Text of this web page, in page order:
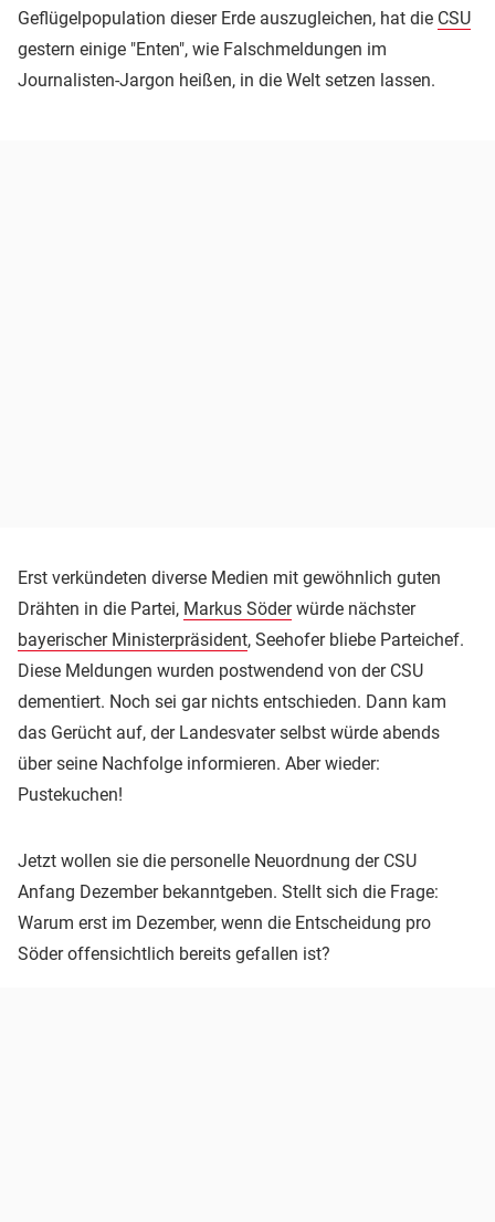
Geflügelpopulation dieser Erde auszugleichen, hat die CSU
gestern einige "Enten", wie Falschmeldungen im
Journalisten-Jargon heißen, in die Welt setzen lassen.
Erst verkündeten diverse Medien mit gewöhnlich guten
Drähten in die Partei, Markus Söderwürde nächster
bayerischer Ministerpräsident, Seehofer bliebe Parteichef.
Diese Meldungen wurden postwendend von der CSU
dementiert. Noch sei gar nichts entschieden. Dann kam
das Gerücht auf, der Landesvater selbst würde abends
über seine Nachfolge informieren. Aber wieder:
Pustekuchen!
Jetzt wollen sie die personelle Neuordnung der CSU
Anfang Dezember bekanntgeben. Stellt sich die Frage:
Warum erst im Dezember, wenn die Entscheidung pro
Söder offensichtlich bereits gefallen ist?